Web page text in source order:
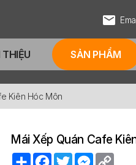
THIỆU SẢN PHẨM
Kiên Hóc Môn
Mái Xếp Quán Cafe
Share Facebook
TwitterMessenger